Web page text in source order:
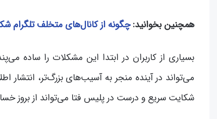
همچنین بخوانید:چگونه از کانال‌های متخلف تلگرام
بسیاری از کاربران در ابتدا این مشکلات را ساده
می‌تواند در آینده منجر به آسیب‌های بزرگ‌تر،
شکایت سریع و درست در پلیس فتا می‌تواند از بروز